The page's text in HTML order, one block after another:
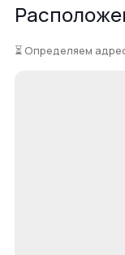
⏳ Определяем